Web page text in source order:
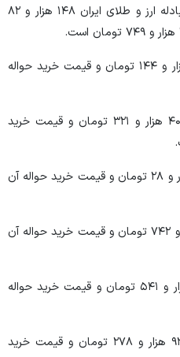
فروش حواله دلار آمریکا در مرکز مبادله ارز و طلای ایران ۱۴۸ هزار و ۸۲
قیمت فروش حواله یورو نیز ۱۷۲ هزار و ۱۴۴ تومان و قیمت خرید حواله
نرخ فروش حواله درهم امارات نیز ۴۰ هزار و ۳۲۱ تومان و قیمت خرید
نرخ فروش حواله روبل روسیه دو هزار و ۲۸ تومان و قیمت خرید حواله آن
نرخ فروش حواله یوان چین ۲۱ هزار و ۷۴۲ تومان و قیمت خرید حواله آن
نرخ فروش حواله روپیه هند یک هزار و ۵۴۱ تومان و قیمت خرید حواله
نرخ فروش حواله یکصد ین ژاپن ۹۳ هزار و ۲۷۸ تومان و قیمت خرید